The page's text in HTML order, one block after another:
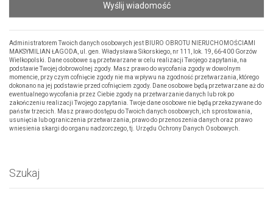
Wyślij wiadomość
Administratorem Twoich danych osobowych jest BIURO OBROTU NIERUCHOMOŚCIAMI
MAKSYMILIAN ŁAGODA, ul. gen. Władysława Sikorskiego, nr 111, lok. 19, 66-400 Gorzów
Wielkopolski. Dane osobowe są przetwarzane w celu realizacji Twojego zapytania, na
podstawie Twojej dobrowolnej zgody. Masz prawo do wycofania zgody w dowolnym
momencie, przy czym cofnięcie zgody nie ma wpływu na zgodność przetwarzania, którego
dokonano na jej podstawie przed cofnięciem zgody. Dane osobowe będą przetwarzane aż do
ewentualnego wycofania przez Ciebie zgody na przetwarzanie danych lub rok po
zakończeniu realizacji Twojego zapytania. Twoje dane osobowe nie będą przekazywane do
państw trzecich. Masz prawo dostępu do Twoich danych osobowych, ich sprostowania,
usunięcia lub ograniczenia przetwarzania, prawo do przenoszenia danych oraz prawo
wniesienia skargi do organu nadzorczego, tj. Urzędu Ochrony Danych Osobowych.
Szukaj